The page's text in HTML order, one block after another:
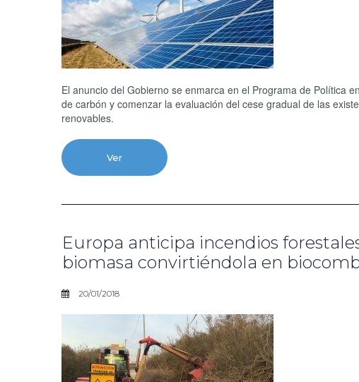
El anuncio del Gobierno se enmarca en el Programa de Política
de carbón y comenzar la evaluación del cese gradual de las
renovables.
Ver
Europa anticipa incendios
biomasa convirtiéndola en
20/01/2018